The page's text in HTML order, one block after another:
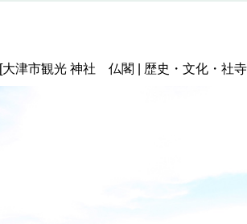
[大津市観光 神社 仏閣 | 歴史・文化・社